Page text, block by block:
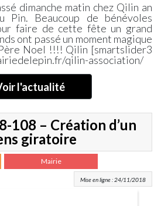
dimanche matin chez Qilin an
Pin. Beaucoup de bénévoles
faire de cette fête un grand
ont passé un moment magique
Noel !!!! Qilin [smartslider3
qilin-association/
l'actualité
108 – Création d’un
giratoire
Mairie
Mise en ligne : 24/11/2018